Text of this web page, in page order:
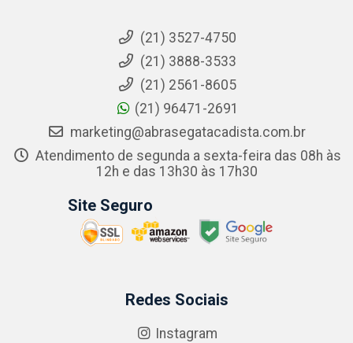
(21) 3527-4750
(21) 3888-3533
(21) 2561-8605
(21) 96471-2691
marketing@abrasegatacadista.com.br
Atendimento de segunda a sexta-feira das 08h às
12h e das 13h30 às 17h30
Site Seguro
Redes Sociais
Instagram